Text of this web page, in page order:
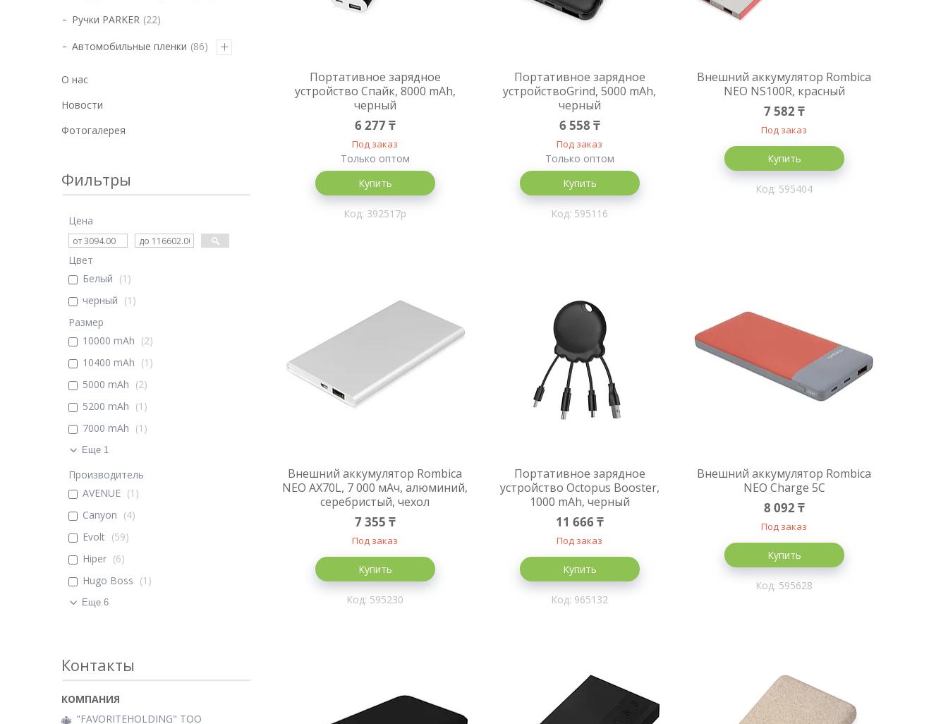
Портативное зарядное
устройство Спайк, 8000 mAh,
черный
6 277 ₸
Под заказ
Только оптом
Купить
392517p
Портативное зарядное
устройствоGrind, 5000 mAh,
черный
6 558 ₸
Под заказ
Только оптом
Купить
595116
Внешний аккумулятор Rombica
NEO NS100R, красный
7 582 ₸
Под заказ
Купить
595404
Внешний аккумулятор Rombica
NEO AX70L, 7 000 мАч, алюминий,
серебристый, чехол
7 355 ₸
Под заказ
Купить
595230
Портативное зарядное
устройство Octopus Booster,
1000 mAh, черный
11 666 ₸
Под заказ
Купить
965132
Внешний аккумулятор Rombica
NEO Charge 5C
8 092 ₸
Под заказ
Купить
595628
Ручки PARKER 22
Автомобильные пленки 86
О нас
Новости
Фотогалерея
Фильтры
Цена
Цвет
Белый
1
черный
1
Размер
10000 mAh
2
10400 mAh
1
5000 mAh
2
5200 mAh
1
7000 mAh
1
Еще 1
Производитель
AVENUE
1
Canyon
4
Evolt
59
Hiper
6
Hugo Boss
1
Еще 6
Контакты
"FAVORITEHOLDING" TOO